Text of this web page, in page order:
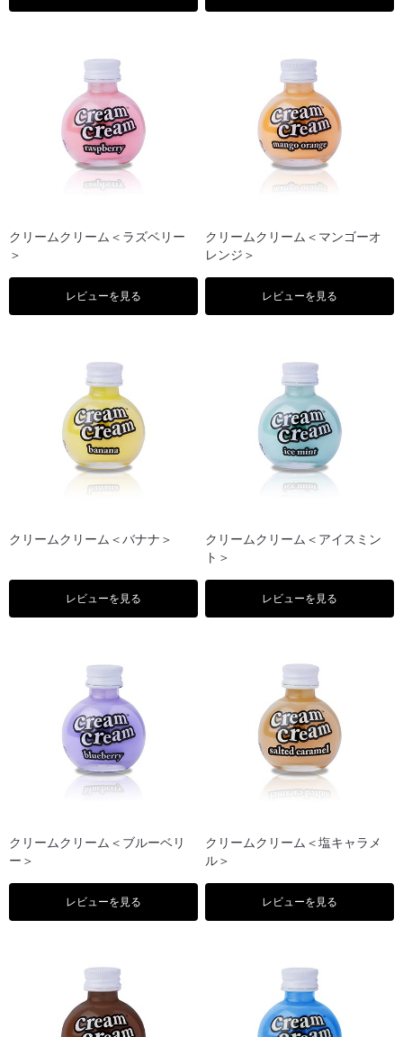
クリームクリーム＜ラズベリー
＞
レビューを見る
クリームクリーム＜マンゴーオ
レンジ＞
レビューを見る
クリームクリーム＜バナナ＞
レビューを見る
クリームクリーム＜アイスミン
ト＞
レビューを見る
クリームクリーム＜ブルーベリ
ー＞
レビューを見る
クリームクリーム＜塩キャラメ
ル＞
レビューを見る